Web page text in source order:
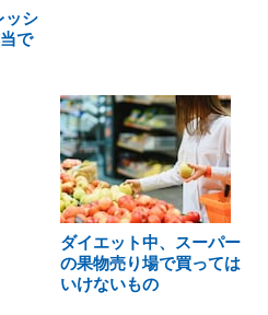
ッシ
で
ダイエット中、スーパー
の果物売り場で買っては
いけないもの